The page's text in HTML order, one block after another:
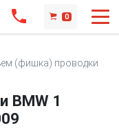
0
(фишка) проводки
BMW 1